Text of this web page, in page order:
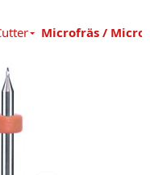
Microfräs /